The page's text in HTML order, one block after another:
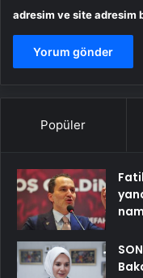
adresim ve site adresim
Popüler